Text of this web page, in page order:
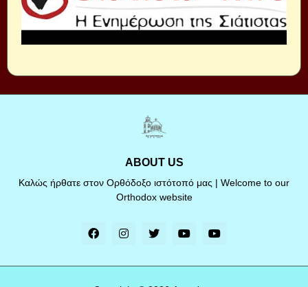
ABOUT US
Καλώς ήρθατε στον Ορθόδοξο ιστότοπό μας | Welcome to our
Orthodox website